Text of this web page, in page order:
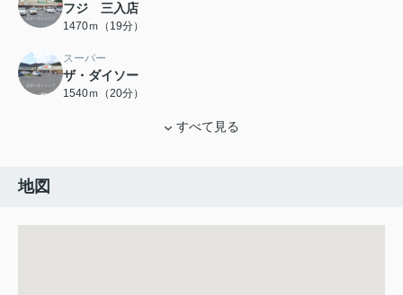
フジ 三入店
1470ｍ（19分）
スーパー
ザ・ダイソー
1540ｍ（20分）
すべて見る
地図